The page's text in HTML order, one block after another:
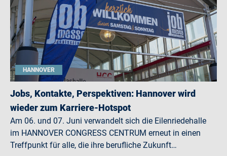
HANNOVER
Jobs, Kontakte, Perspektiven: Hannover wird
wieder zum Karriere-Hotspot
Am 06. und 07. Juni verwandelt sich die Eilenriedehalle
im HANNOVER CONGRESS CENTRUM erneut in einen
Treffpunkt für alle, die ihre berufliche Zukunft…